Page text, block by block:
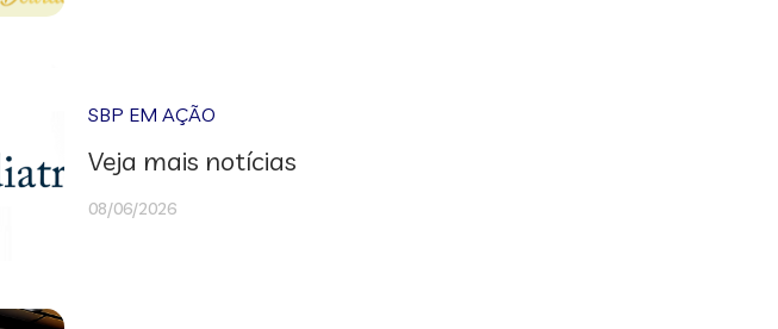
SBP EM AÇÃO
Veja mais notícias
08/06/2026